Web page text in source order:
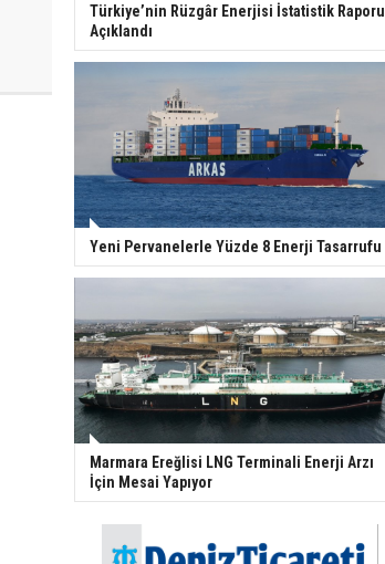
Türkiye’nin Rüzgâr Enerjisi İstatistik Raporu
Açıklandı
Yeni Pervanelerle Yüzde 8 Enerji Tasarrufu
Marmara Ereğlisi LNG Terminali Enerji Arzı
İçin Mesai Yapıyor